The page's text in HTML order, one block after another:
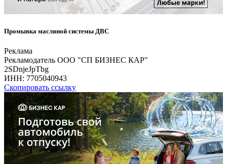
Промывка масляной системы ДВС
Реклама
Рекламодатель ООО "СП БИЗНЕС КАР"
2SDnjeJpTbg
ИНН: 7705040943
Скопировать ссылку